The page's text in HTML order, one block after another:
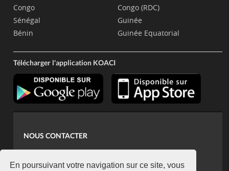
En poursuivant votre navigation sur ce site, vous
Congo
Sénégal
Bénin
Congo (RDC)
Guinée
Guinée Equatorial
Télécharger l'application KOACI
NOUS CONTACTER
koaci@yahoo.fr